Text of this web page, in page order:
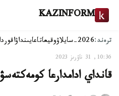
KAZINFORM
ترەند:2026-سايلاۋ وقيعاتاعايىنداۋاقوردا
10:36, 31 ناۋرىز 2023
قانداي ادامدارعا